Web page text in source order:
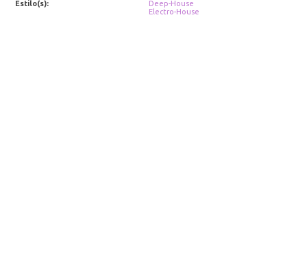
Estilo(s):
Deep-House
Electro-House